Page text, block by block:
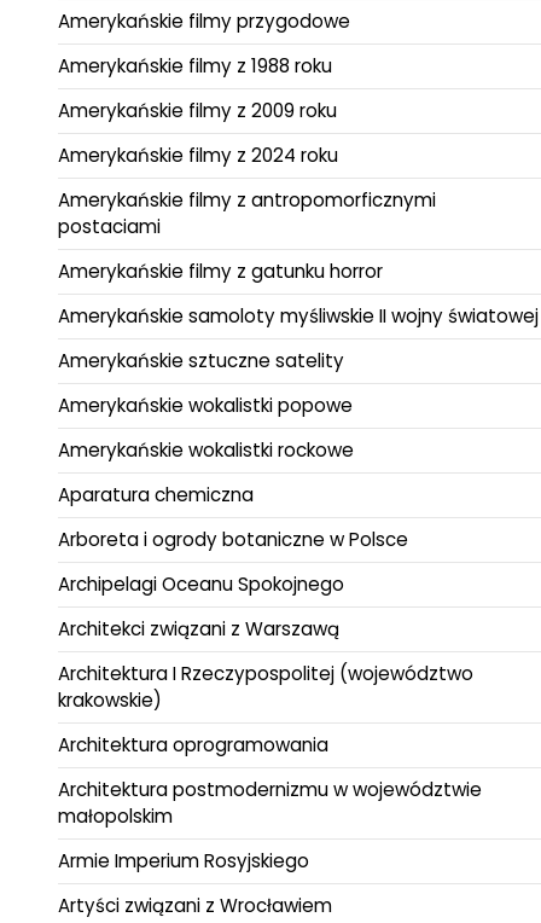
Amerykańskie filmy przygodowe
Amerykańskie filmy z 1988 roku
Amerykańskie filmy z 2009 roku
Amerykańskie filmy z 2024 roku
Amerykańskie filmy z antropomorficznymi
postaciami
Amerykańskie filmy z gatunku horror
Amerykańskie samoloty myśliwskie II wojny światowej
Amerykańskie sztuczne satelity
Amerykańskie wokalistki popowe
Amerykańskie wokalistki rockowe
Aparatura chemiczna
Arboreta i ogrody botaniczne w Polsce
Archipelagi Oceanu Spokojnego
Architekci związani z Warszawą
Architektura I Rzeczypospolitej (województwo
krakowskie)
Architektura oprogramowania
Architektura postmodernizmu w województwie
małopolskim
Armie Imperium Rosyjskiego
Artyści związani z Wrocławiem